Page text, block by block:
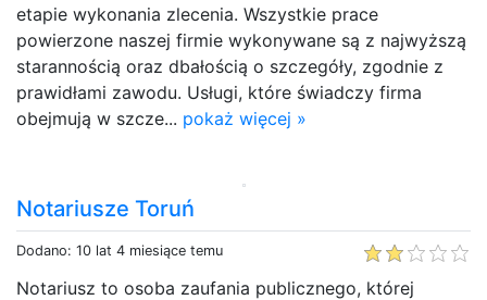
etapie wykonania zlecenia. Wszystkie prace
powierzone naszej firmie wykonywane są z najwyższą
starannością oraz dbałością o szczegóły, zgodnie z
prawidłami zawodu. Usługi, które świadczy firma
obejmują w szcze... pokaż więcej »
Notariusze Toruń
Dodano: 10 lat 4 miesiące temu
Notariusz to osoba zaufania publicznego, której